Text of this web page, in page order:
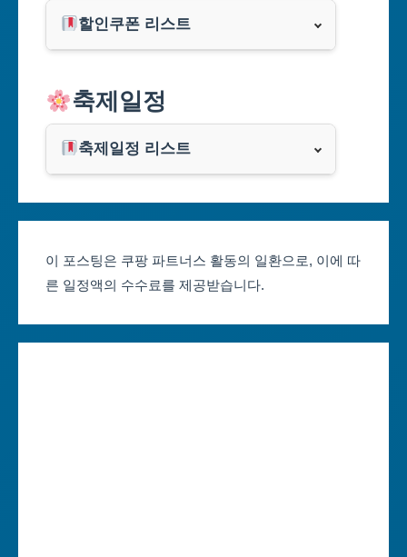
대구광역시
인천광역시
광주광역시
대전광역시
할인쿠폰 리스트
쿠팡
클룩
축제일정
축제일정 리스트
대구축제 일정
인천축제 일정
이 포스팅은 쿠팡 파트너스 활동의 일환으로, 이에 따
른 일정액의 수수료를 제공받습니다.